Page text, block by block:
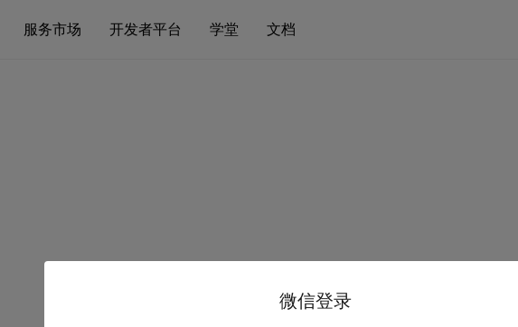
服务市场 开发者平台 学堂 文档
微信登录